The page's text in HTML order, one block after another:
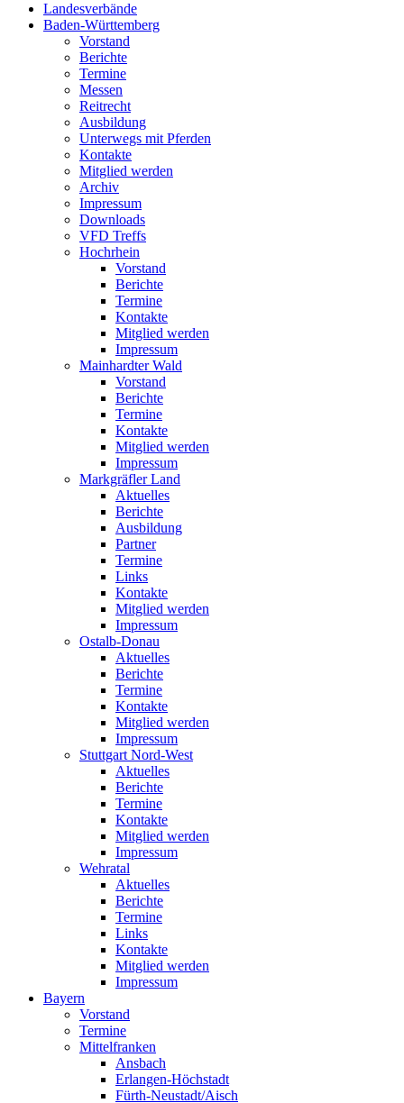
Landesverbände
Baden-Württemberg
Vorstand
Berichte
Termine
Messen
Reitrecht
Ausbildung
Unterwegs mit Pferden
Kontakte
Mitglied werden
Archiv
Impressum
Downloads
VFD Treffs
Hochrhein
Vorstand
Berichte
Termine
Kontakte
Mitglied werden
Impressum
Mainhardter Wald
Vorstand
Berichte
Termine
Kontakte
Mitglied werden
Impressum
Markgräfler Land
Aktuelles
Berichte
Ausbildung
Partner
Termine
Links
Kontakte
Mitglied werden
Impressum
Ostalb-Donau
Aktuelles
Berichte
Termine
Kontakte
Mitglied werden
Impressum
Stuttgart Nord-West
Aktuelles
Berichte
Termine
Kontakte
Mitglied werden
Impressum
Wehratal
Aktuelles
Berichte
Termine
Links
Kontakte
Mitglied werden
Impressum
Bayern
Vorstand
Termine
Mittelfranken
Ansbach
Erlangen-Höchstadt
Fürth-Neustadt/Aisch